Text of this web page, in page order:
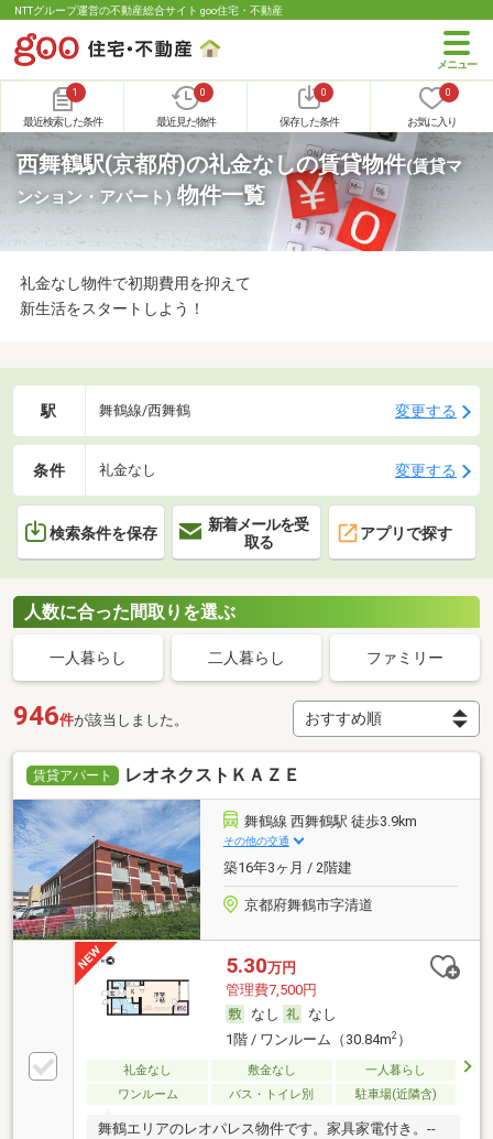
NTTグループ運営の不動産総合サイト goo住宅・不動産
1
最近検索した条件
0
最近見た物件
0
保存した条件
0
お気に入り
西舞鶴駅(京都府)の礼金なしの賃貸物件(賃貸マ
ンション・アパート) 物件一覧
礼金なし物件で初期費用を抑えて
新生活をスタートしよう！
駅 舞鶴線/西舞鶴 変更する
条件 礼金なし 変更する
検索条件を保存
新着メールを受
取る
アプリで探す
人数に合った間取りを選ぶ
一人暮らし 二人暮らし ファミリー
946件が該当しました。
賃貸アパート レオネクストＫＡＺＥ
舞鶴線 西舞鶴駅 徒歩3.9km
その他の交通
築16年3ヶ月 / 2階建
京都府舞鶴市字清道
5.30万円
管理費7,500円
なし
なし
1階 / ワンルーム（30.84m2）
礼金なし 敷金なし
一人暮らし
ワンルーム
バス・トイレ別 駐車場(近隣含)
舞鶴エリアのレオパレス物件です。家具家電付き。--